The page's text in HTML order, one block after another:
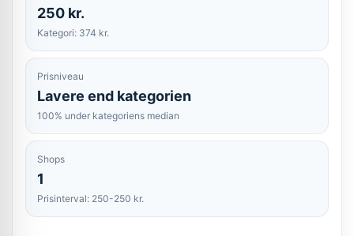
250 kr.
Kategori: 374 kr.
Prisniveau
Lavere end kategorien
100% under kategoriens median
Shops
1
Prisinterval: 250-250 kr.